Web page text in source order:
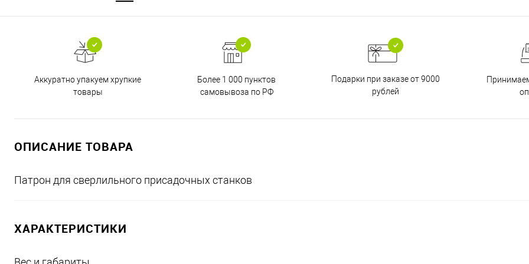
Аккуратно упакуем хрупкие
товары
Более 1 000 пунктов
самовывоза по РФ
Подарки при заказе от 9000
рублей
ОПИСАНИЕ ТОВАРА
Патрон для сверлильного присадочных станков
ХАРАКТЕРИСТИКИ